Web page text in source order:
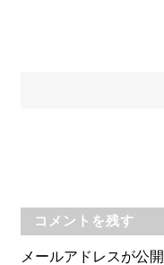
コメントを残す
メールアドレスが公